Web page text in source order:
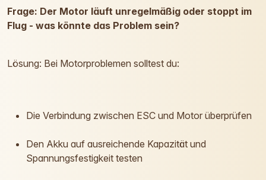
Frage: Der Motor läuft unregelmäßig oder stoppt im
Flug - was könnte das Problem sein?
Lösung: Bei Motorproblemen solltest du:
Die Verbindung zwischen ESC und Motor überprüfen
Den Akku auf ausreichende Kapazität und
Spannungsfestigkeit testen